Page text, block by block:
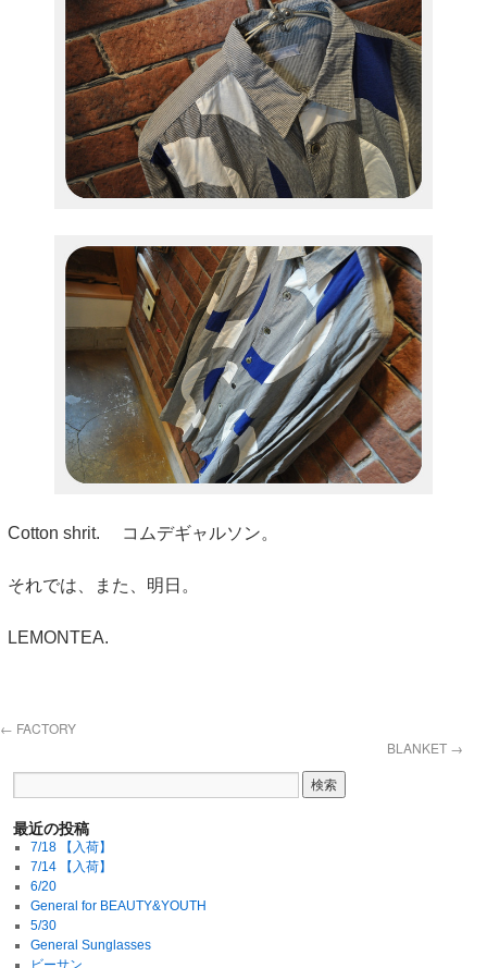
Cotton shrit. コムデギャルソン。
それでは、また、明日。
LEMONTEA.
← FACTORY
BLANKET →
最近の投稿
7/18 【入荷】
7/14 【入荷】
6/20
General for BEAUTY&YOUTH
5/30
General Sunglasses
ビーサン